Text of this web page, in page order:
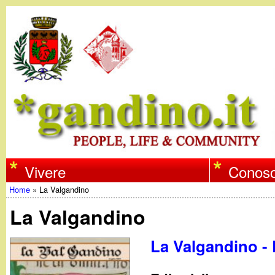
w
w
w
.
Vivere
Tu
sei
qui
Home » La Valgandino
La Valgandino
La Valgandino -